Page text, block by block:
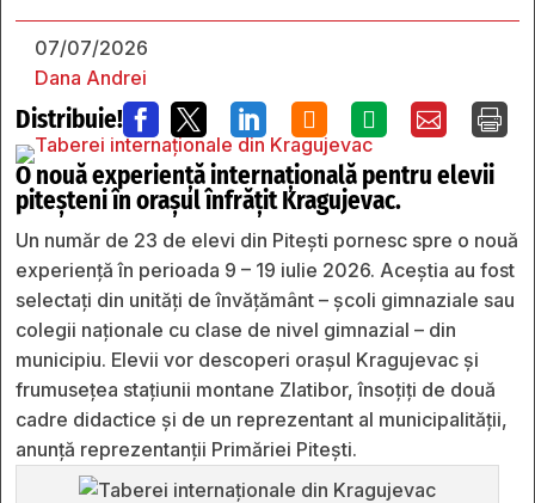
07/07/2026
Dana Andrei
Distribuie!       
O nouă experiență internațională pentru elevii
piteșteni în orașul înfrățit Kragujevac.
Un număr de 23 de elevi din Pitești pornesc spre o nouă
experiență în perioada 9 – 19 iulie 2026. Aceștia au fost
selectați din unități de învățământ – școli gimnaziale sau
colegii naționale cu clase de nivel gimnazial – din
municipiu. Elevii vor descoperi orașul Kragujevac și
frumusețea stațiunii montane Zlatibor, însoțiți de două
cadre didactice și de un reprezentant al municipalității,
anunță reprezentanții Primăriei Pitești.